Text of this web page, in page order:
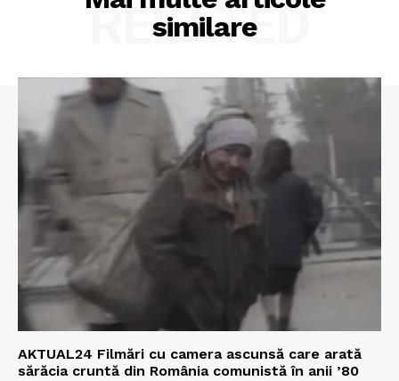
similare
RELATED
AKTUAL24 Filmări cu camera ascunsă care arată
sărăcia cruntă din România comunistă în anii ’80